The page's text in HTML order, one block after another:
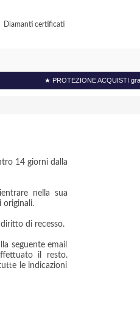
Diamanti certificati
fino a 2500€
14 giorni dalla
nella sua
originali.
di recesso.
seguente email
il resto.
le indicazioni